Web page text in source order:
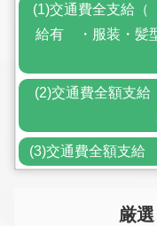
(1)交通費全支給
給有 ・服装・髪
(2)交通費全額支
(3)交通費全額支
厳